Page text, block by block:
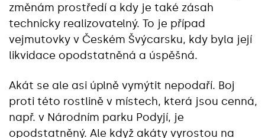
změnám prostředí a kdy je také zásah
technicky realizovatelný. To je případ
vejmutovky v Českém Švýcarsku, kdy byla její
likvidace opodstatněná a úspěšná.
Akát se ale asi úplně vymýtit nepodaří. Boj
proti této rostlině v místech, která jsou cenná,
např. v Národním parku Podyjí, je
opodstatněný. Ale když akáty vyrostou na